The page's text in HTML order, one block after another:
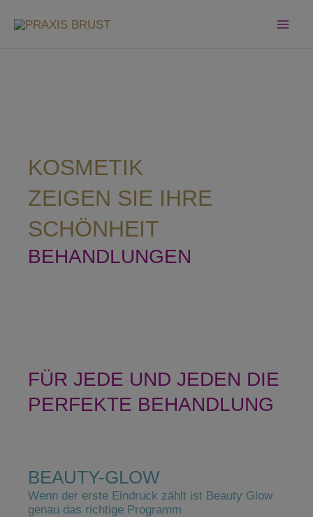
INHALT
KOSMETIK
ZEIGEN SIE IHRE
SCHÖNHEIT
BEHANDLUNGEN
FÜR JEDE UND JEDEN DIE
PERFEKTE BEHANDLUNG
BEAUTY-GLOW
Wenn der erste Eindruck zählt ist Beauty Glow
genau das richtige Programm